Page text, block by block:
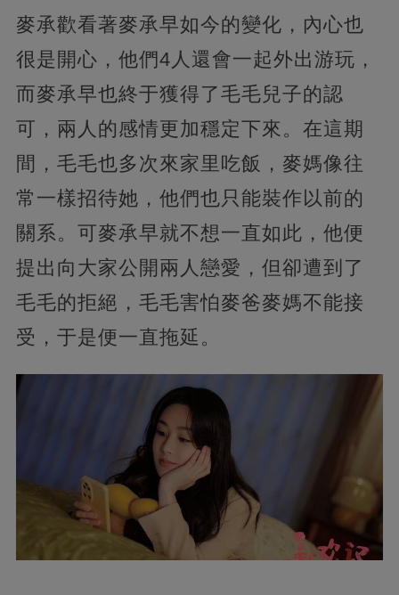
麥承歡看著麥承早如今的變化，內心也
很是開心，他們4人還會一起外出游玩，
而麥承早也終于獲得了毛毛兒子的認
可，兩人的感情更加穩定下來。在這期
間，毛毛也多次來家里吃飯，麥媽像往
常一樣招待她，他們也只能裝作以前的
關系。可麥承早就不想一直如此，他便
提出向大家公開兩人戀愛，但卻遭到了
毛毛的拒絕，毛毛害怕麥爸麥媽不能接
受，于是便一直拖延。